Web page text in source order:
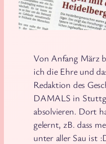
Von Anfang März
ich die Ehre und
Redaktion des
DAMALS in
absolvieren. Dort
gelernt, zB. dass
unter aller Sau ist